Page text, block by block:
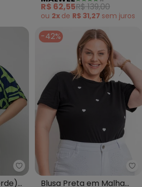
R$ 62,55R$ 139,00
ou 2x de R$ 31,27 sem juros
Marguerite - Blusa (Abstrato
-42%
Blusa Preta em Malha